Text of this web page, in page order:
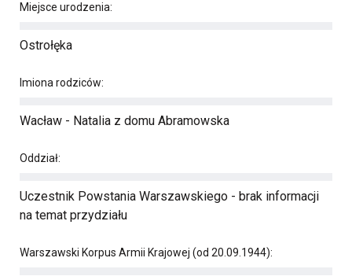
Miejsce urodzenia:
Ostrołęka
Imiona rodziców:
Wacław - Natalia z domu Abramowska
Oddział:
Uczestnik Powstania Warszawskiego - brak informacji
na temat przydziału
Warszawski Korpus Armii Krajowej (od 20.09.1944):